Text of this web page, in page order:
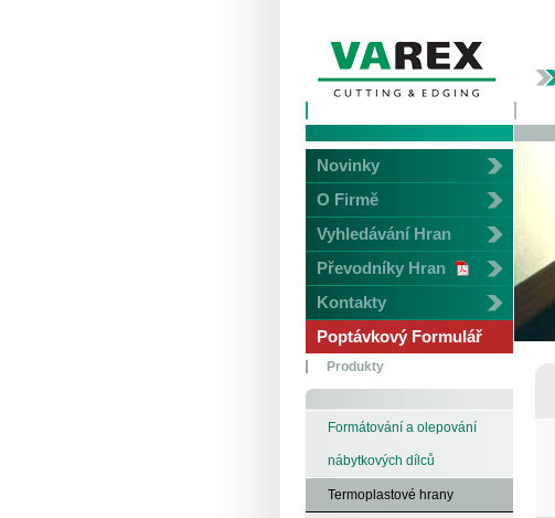
Novinky
O Firmě
Vyhledávání Hran
Převodníky Hran
Kontakty
Poptávkový Formulář
Produkty
Formátování a olepování
nábytkových dílců
Termoplastové hrany